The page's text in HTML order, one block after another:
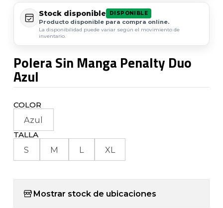
Stock disponible DISPONIBLE
Producto disponible para compra online.
La disponibilidad puede variar según el movimiento de
inventario.
Polera Sin Manga Penalty Duo
Azul
COLOR
Azul
TALLA
S M L XL
Mostrar stock de ubicaciones